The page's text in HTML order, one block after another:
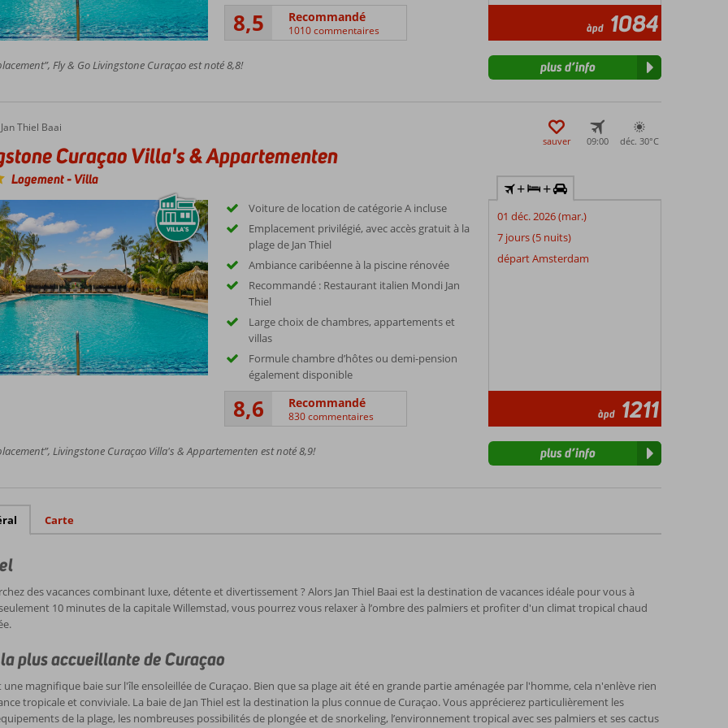
8,5 Recommandé
1010 commentaires àpd 1084
Fly & Go Livingstone Curaçao est noté 8,8! plus d’info
Jan Thiel Baai
Curaçao Villa's & Appartementen
Logement-Villa
sauver 09:00 déc. 30°C
Voiture de location de catégorie A incluse
Emplacement privilégié, avec accès gratuit à la
plage de Jan Thiel
Ambiance caribéenne à la piscine rénovée
Recommandé : Restaurant italien Mondi Jan
Thiel
Large choix de chambres, appartements et
villas
Formule chambre d’hôtes ou demi-pension
également disponible
8,6 Recommandé
830 commentaires
+ +
01 déc. 2026 (mar.)
7 jours (5 nuits)
départ Amsterdam
àpd 1211
Livingstone Curaçao Villa's & Appartementen est noté 8,9! plus d’info
Carte
des vacances combinant luxe, détente et divertissement ? Alors Jan Thiel Baai est la destination de vacances idéale pour vous à
10 minutes de la capitale Willemstad, vous pourrez vous relaxer à l’ombre des palmiers et profiter d'un climat tropical chaud
plus accueillante de Curaçao
une magnifique baie sur l'île ensoleillée de Curaçao. Bien que sa plage ait été en grande partie aménagée par l'homme, cela n'enlève rien
tropicale et conviviale. La baie de Jan Thiel est la destination la plus connue de Curaçao. Vous apprécierez particulièrement les
de la plage, les nombreuses possibilités de plongée et de snorkeling, l’environnement tropical avec ses palmiers et ses cactus